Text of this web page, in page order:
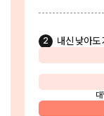
2 내신 낮아도